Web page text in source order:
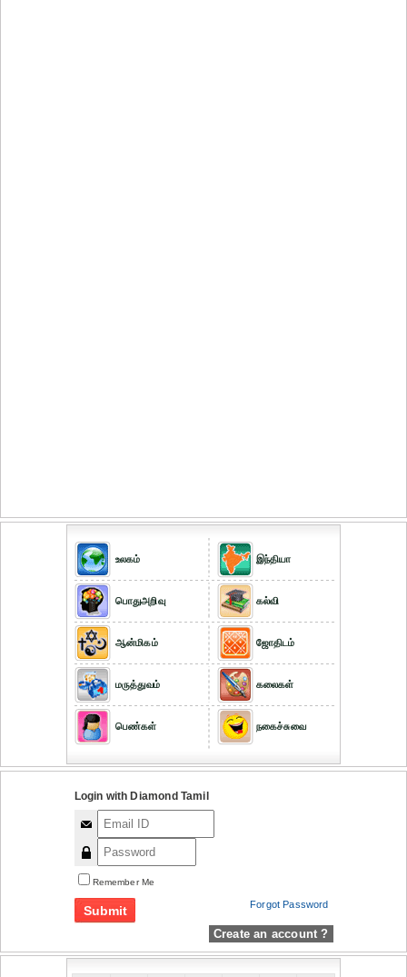
உலகம்
பொதுஅறிவு
ஆன்மிகம்
மருத்துவம்
பெண்கள்
இந்தியா
கல்வி
ஜோதிடம்
கலைகள்
நகைச்சுவை
Login with Diamond Tamil
Remember Me
Forgot Password
Create an account ?